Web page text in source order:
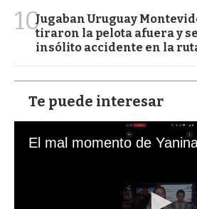
10Jugaban Uruguay
tiraron la pelota afuera y
insólito accidente en la
Te puede interesar